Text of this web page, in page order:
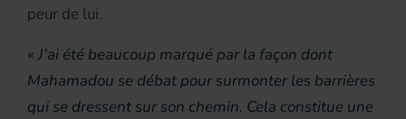
peur de lui.
« J’ai été beaucoup marqué par la façon dont
Mahamadou se débat pour surmonter les barrières
qui se dressent sur son chemin. Cela constitue une